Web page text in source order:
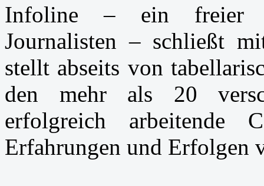
Infoline – ein freier
Journalisten – schließt
stellt abseits von
den mehr als 20
erfolgreich arbeitende
Erfahrungen und Erfolgen